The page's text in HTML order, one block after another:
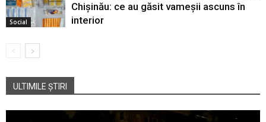
Social
Chișinău: ce au găsit vameșii ascuns în
interior
ULTIMILE ȘTIRI